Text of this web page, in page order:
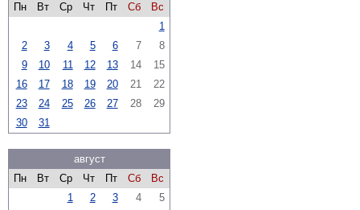
Пн
Вт Ср Чт Пт Сб
Вс
1
2
3 4 5 6 7
8
9
10 11 12 13 14
15
16
17 18 19 20 21
22
23
24 25 26 27 28
29
30
31
август
Пн
Вт Ср Чт Пт Сб
Вс
1
2 3 4
5